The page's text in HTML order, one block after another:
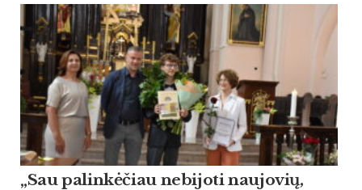
„Sau palinkėčiau nebijoti naujovių,